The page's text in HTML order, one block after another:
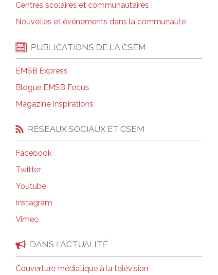
Centres scolaires et communautaires
Nouvelles et événements dans la communauté
PUBLICATIONS DE LA CSEM
EMSB Express
Blogue EMSB Focus
Magazine Inspirations
RÉSEAUX SOCIAUX ET CSEM
Facebook
Twitter
Youtube
Instagram
Vimeo
DANS L’ACTUALITÉ
Couverture médiatique à la télévision